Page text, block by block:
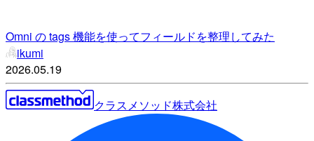
Omni の tags 機能を使ってフィールドを整理してみた
ikumi
2026.05.19
クラスメソッド株式会社